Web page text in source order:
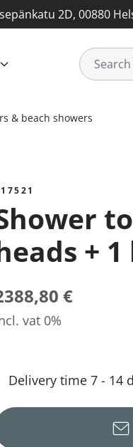
2D, 00880
& beach showers
shower
+
€
vat 0%
Delivery time 7 - 14